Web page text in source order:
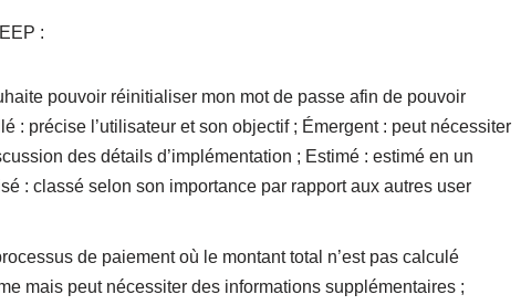
:
pouvoir réinitialiser mon mot de passe afin de pouvoir
: précise l’utilisateur et son objectif ; Émergent : peut nécessiter
des détails d’implémentation ; Estimé : estimé en un
: classé selon son importance par rapport aux autres user
de paiement où le montant total n’est pas calculé
mais peut nécessiter des informations supplémentaires ;